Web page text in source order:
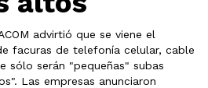
advirtió que se viene el
facuras de telefonía celular, cable
sólo serán "pequeñas" subas
Las empresas anunciaron